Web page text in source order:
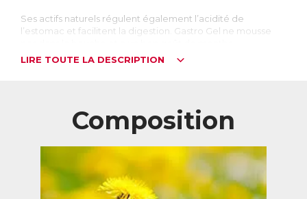
Ses actifs naturels régulent également l’acidité de
l’estomac et facilitent la digestion. Gastro Gel ne mousse
caractérisent par la remontée d’une partie du contenu de
l’estomac dans l’œsophage. Or l’estomac produit des
substances très acides, les sucs gastriques, qui aident à la
digestion et détruisent les bactéries qui peuvent se trouver
dans les aliments. La paroi de l’œsophage n’étant pas
conçue pour résister à une telle acidité, cela provoque des
LIRE TOUTE LA DESCRIPTION
Composition